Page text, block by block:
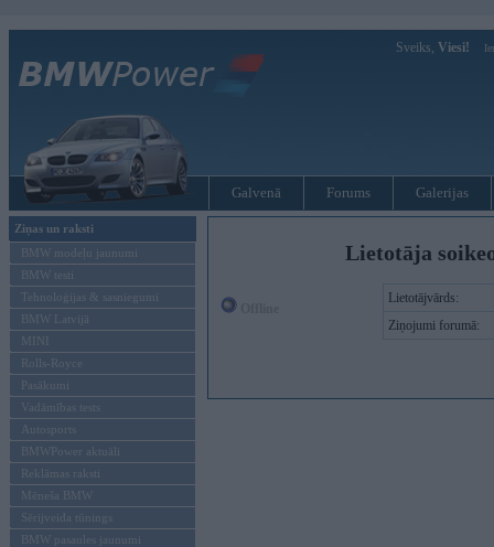
Sveiks, Viesi!
Galvenā Forums Galerijas
Ziņas un raksti
BMW modeļu jaunumi
BMW testi
Tehnoloģijas & sasniegumi
BMW Latvijā
MINI
Rolls-Royce
Pasākumi
Vadāmības tests
Autosports
BMWPower aktuāli
Reklāmas raksti
Mēneša BMW
Sērijveida tūnings
BMW pasaules jaunumi
Lietotāja
Lietotājvārds:
Ziņojumi forumā: